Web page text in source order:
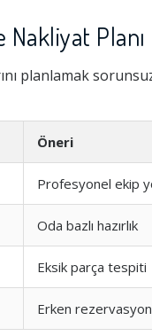
Planı
planlamak
Öneri
Profesyonel ekip
Oda bazlı hazırlık
Eksik parça tespiti
Erken rezervasyon